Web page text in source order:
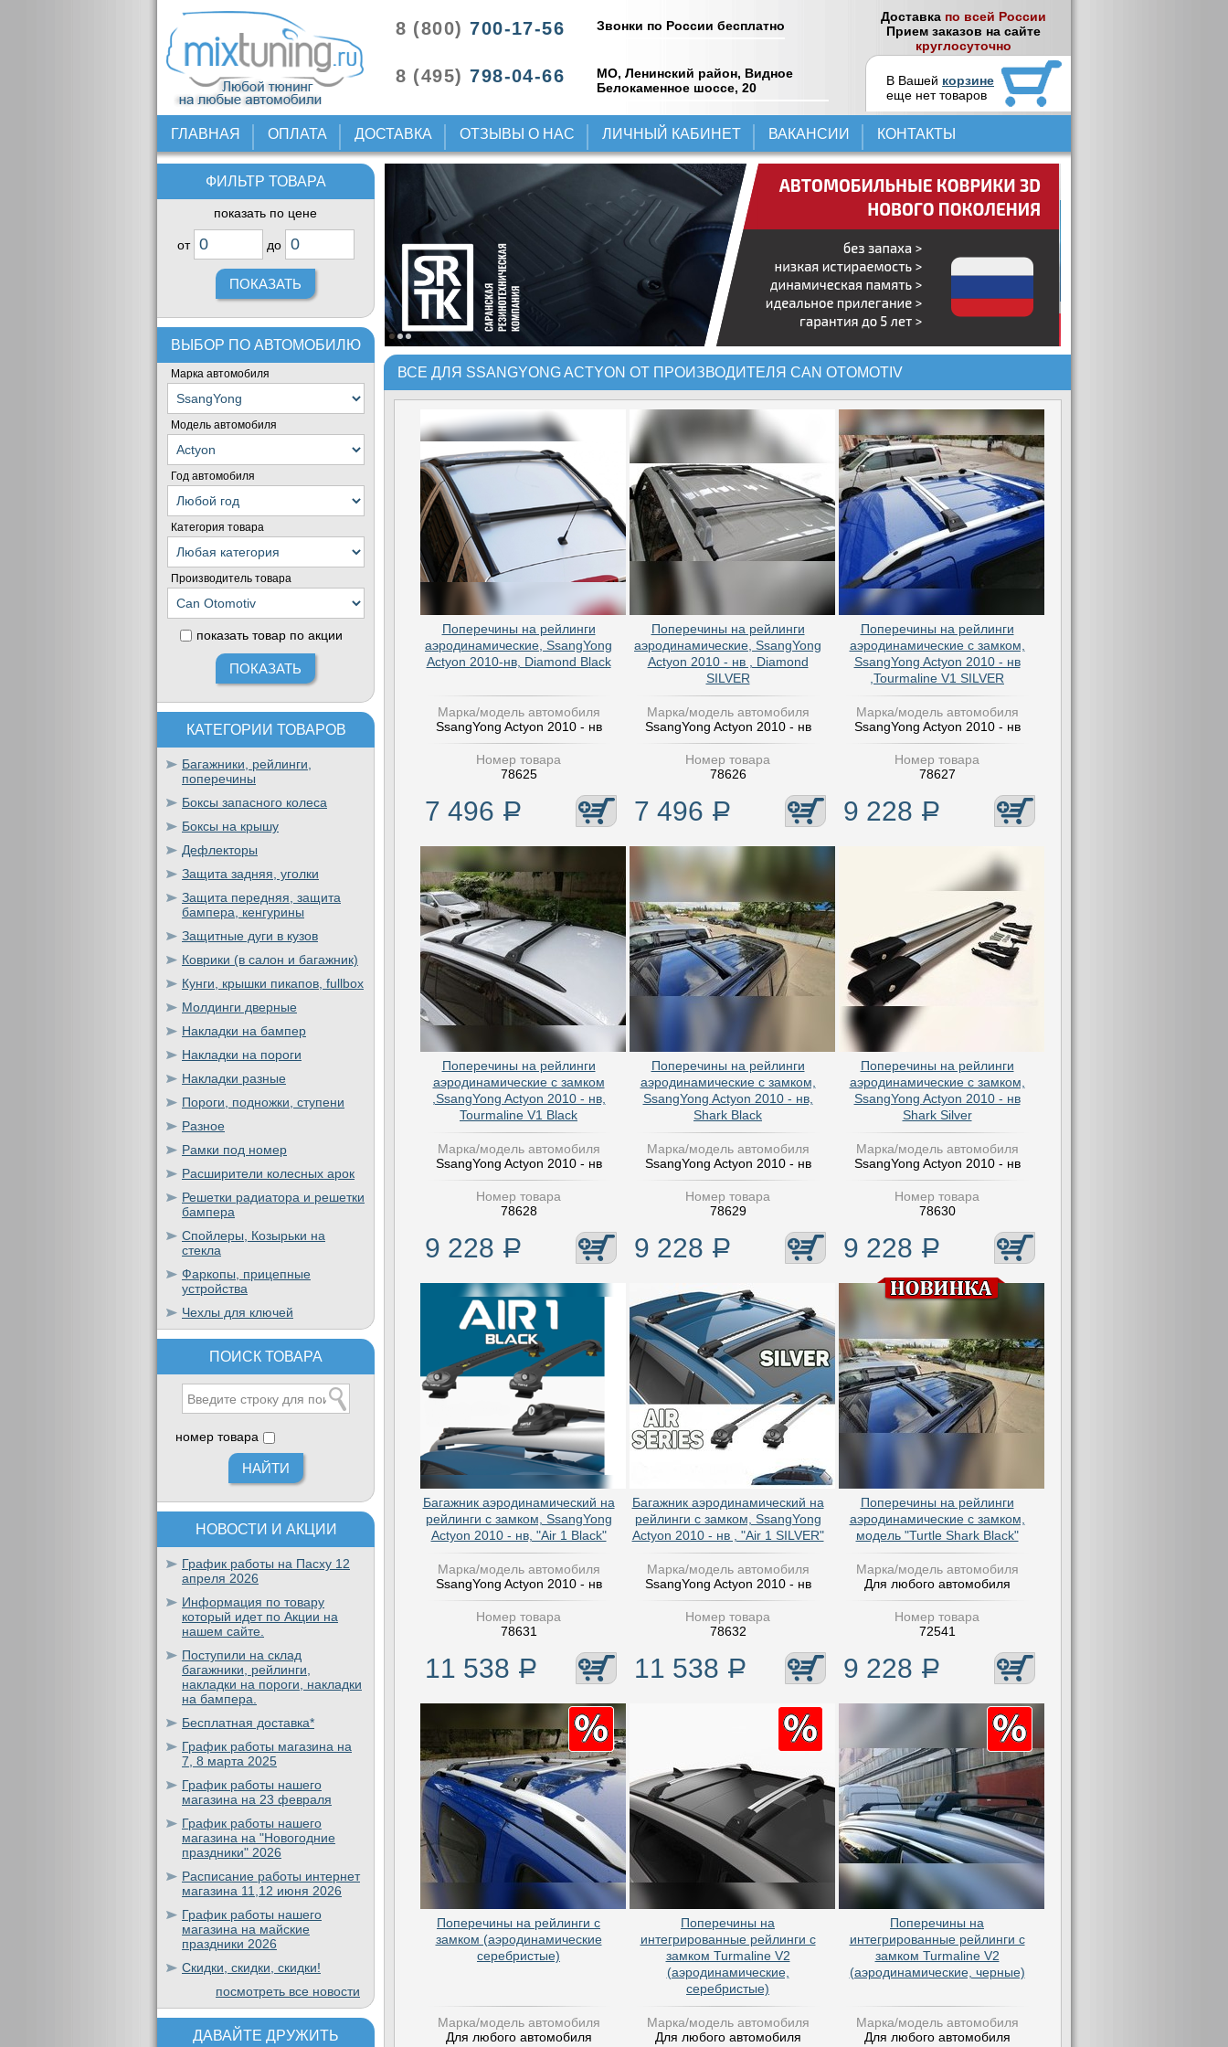
8 (800) 700-17-56
8 (495) 798-04-66
Звонки по России бесплатно
МО, Ленинский район, Видное
Белокаменное шоссе, 20
Доставка по всей России
Прием заказов на сайте
круглосуточно
В Вашей корзине
еще нет товаров
ГЛАВНАЯ ОПЛАТА ДОСТАВКА ОТЗЫВЫ О НАС ЛИЧНЫЙ КАБИНЕТ ВАКАНСИИ КОНТАКТЫ
ФИЛЬТР ТОВАРА
показать по цене
от до
ВЫБОР ПО АВТОМОБИЛЮ
Марка автомобиля
Модель автомобиля
Год автомобиля
Категория товара
Производитель товара
показать товар по акции
КАТЕГОРИИ ТОВАРОВ
Багажники, рейлинги,
поперечины
Боксы запасного колеса
Боксы на крышу
Дефлекторы
Защита задняя, уголки
Защита передняя, защита
бампера, кенгурины
Защитные дуги в кузов
Коврики (в салон и багажник)
Кунги, крышки пикапов, fullbox
Молдинги дверные
Накладки на бампер
Накладки на пороги
Накладки разные
Пороги, подножки, ступени
Разное
Рамки под номер
Расширители колесных арок
Решетки радиатора и решетки
бампера
Спойлеры, Козырьки на
стекла
Фаркопы, прицепные
устройства
Чехлы для ключей
ПОИСК ТОВАРА
номер товара
НОВОСТИ И АКЦИИ
График работы на Пасху 12
апреля 2026
Информация по товару
который идет по Акции на
нашем сайте.
Поступили на склад
багажники, рейлинги,
накладки на пороги, накладки
на бампера.
Бесплатная доставка*
График работы магазина на
7, 8 марта 2025
График работы нашего
магазина на 23 февраля
График работы нашего
магазина на "Новогодние
праздники" 2026
Расписание работы интернет
магазина 11,12 июня 2026
График работы нашего
магазина на майские
праздники 2026
Скидки, скидки, скидки!
посмотреть все новости
ДАВАЙТЕ ДРУЖИТЬ
ВСЕ ДЛЯ SSANGYONG ACTYON ОТ ПРОИЗВОДИТЕЛЯ CAN OTOMOTIV
Поперечины на рейлинги
аэродинамические, SsangYong
Actyon 2010-нв, Diamond Black
Марка/модель автомобиля
SsangYong Actyon 2010 - нв
Номер товара
78625
7 496 Р
Поперечины на рейлинги
аэродинамические, SsangYong
Actyon 2010 - нв , Diamond
SILVER
Марка/модель автомобиля
SsangYong Actyon 2010 - нв
Номер товара
78626
7 496 Р
Поперечины на рейлинги
аэродинамические с замком,
SsangYong Actyon 2010 - нв
,Tourmaline V1 SILVER
Марка/модель автомобиля
SsangYong Actyon 2010 - нв
Номер товара
78627
9 228 Р
Поперечины на рейлинги
аэродинамические с замком
,SsangYong Actyon 2010 - нв,
Tourmaline V1 Black
Марка/модель автомобиля
SsangYong Actyon 2010 - нв
Номер товара
78628
9 228 Р
Поперечины на рейлинги
аэродинамические с замком,
SsangYong Actyon 2010 - нв,
Shark Black
Марка/модель автомобиля
SsangYong Actyon 2010 - нв
Номер товара
78629
9 228 Р
Поперечины на рейлинги
аэродинамические с замком,
SsangYong Actyon 2010 - нв
Shark Silver
Марка/модель автомобиля
SsangYong Actyon 2010 - нв
Номер товара
78630
9 228 Р
Багажник аэродинамический на
рейлинги с замком, SsangYong
Actyon 2010 - нв, "Air 1 Black"
Марка/модель автомобиля
SsangYong Actyon 2010 - нв
Номер товара
78631
11 538 Р
Багажник аэродинамический на
рейлинги с замком, SsangYong
Actyon 2010 - нв , "Air 1 SILVER"
Марка/модель автомобиля
SsangYong Actyon 2010 - нв
Номер товара
78632
11 538 Р
Поперечины на рейлинги
аэродинамические с замком,
модель "Turtle Shark Black"
Марка/модель автомобиля
Для любого автомобиля
Номер товара
72541
9 228 Р
Поперечины на рейлинги с
замком (аэродинамические
серебристые)
Марка/модель автомобиля
Для любого автомобиля
Поперечины на
интегрированные рейлинги с
замком Turmaline V2
(аэродинамические,
серебристые)
Марка/модель автомобиля
Для любого автомобиля
Поперечины на
интегрированные рейлинги с
замком Turmaline V2
(аэродинамические, черные)
Марка/модель автомобиля
Для любого автомобиля